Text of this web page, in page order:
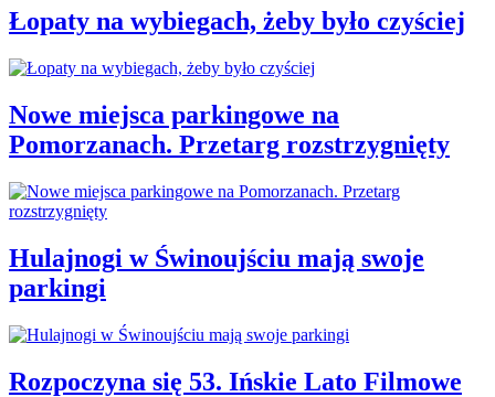
Łopaty na wybiegach, żeby było czyściej
Nowe miejsca parkingowe na
Pomorzanach. Przetarg rozstrzygnięty
Hulajnogi w Świnoujściu mają swoje
parkingi
Rozpoczyna się 53. Ińskie Lato Filmowe